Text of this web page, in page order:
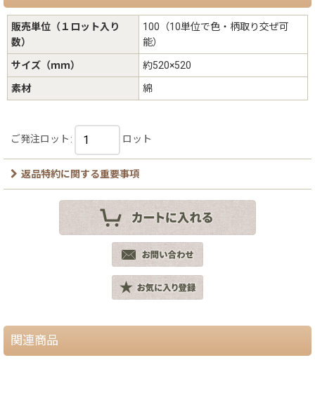
販売単位（１ロット入り
数）
100（10単位で色・柄取り交ぜ可
能）
サイズ（ｍｍ） 約520×520
素材 綿
ご発注ロット : ロット
返品特約に関する重要事項
関連商品